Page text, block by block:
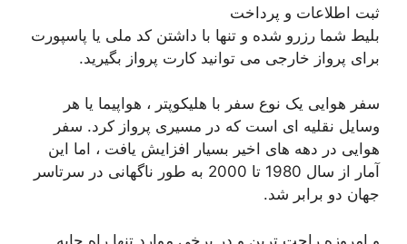
ثبت اطلاعات و پرداخت
بلیط شما رزرو شده و تنها با داشتن کد ملی یا پاسپورت
برای پرواز خارجی می توانید کارت پرواز بگیرید.
سفر هوایی یک نوع سفر با هلیکوپتر ، هواپیما یا هر
وسایل نقلیه ای است که در مسیری پرواز کرد. سفر
هوایی در دهه های اخیر بسیار افزایش یافت ، اما این
آمار از سال 1980 تا 2000 به طور ناگهانی در سرتاسر
جهان دو برابر شد.
و امروزه راحت ترین و در برخی موارد تنها راه جابه